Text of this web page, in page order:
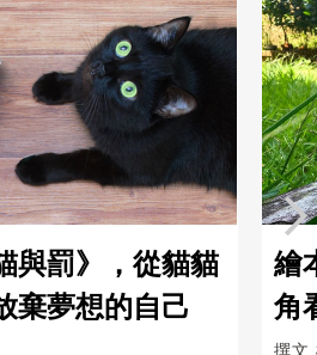
與罰》，從貓貓
棄夢想的自己
繪
角
撰文